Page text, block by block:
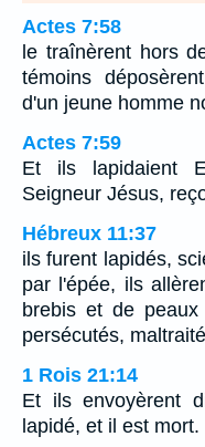
Actes 7:58
le traînèrent hors
témoins
d'un jeune homme
Actes 7:59
Et ils lapidaient
Seigneur Jésus,
Hébreux 11:37
ils furent lapidés,
par l'épée, ils
brebis et de
persécutés,
1 Rois 21:14
Et ils envoyèrent
lapidé, et il est mort.